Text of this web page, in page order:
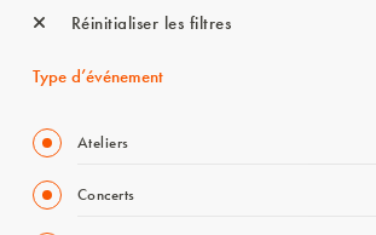
Réinitialiser les filtres
Type d’événement
Ateliers
Concerts